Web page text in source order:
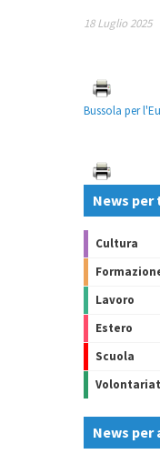
18 Luglio 2025
Bussola per
News per
Cultura
Lavoro
Estero
Scuola
News per